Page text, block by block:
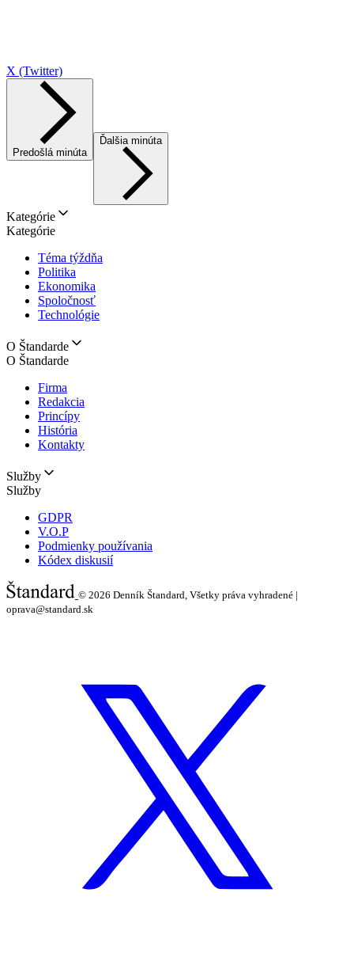
X (Twitter)
Predošlá minúta
Ďalšia minúta
Kategórie
Kategórie
Téma týždňa
Politika
Ekonomika
Spoločnosť
Technológie
O Štandarde
O Štandarde
Firma
Redakcia
Princípy
História
Kontakty
Služby
Služby
GDPR
V.O.P
Podmienky používania
Kódex diskusií
© 2026 Denník Štandard, Všetky práva vyhradené |
oprava@standard.sk